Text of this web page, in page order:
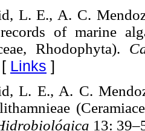
L. E., A. C.
of marine
Rhodophyta).
Links ]
L. E., A. C.
13: